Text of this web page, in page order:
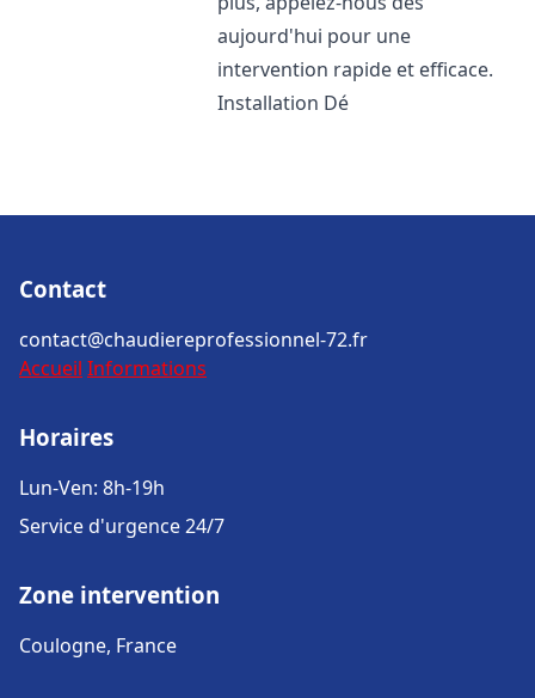
aujourd'hui pour une
intervention rapide et efficace.
Installation Dé
Contact
contact@chaudiereprofessionnel-72.fr
Accueil Informations
Horaires
Lun-Ven: 8h-19h
Service d'urgence 24/7
Zone intervention
Coulogne, France